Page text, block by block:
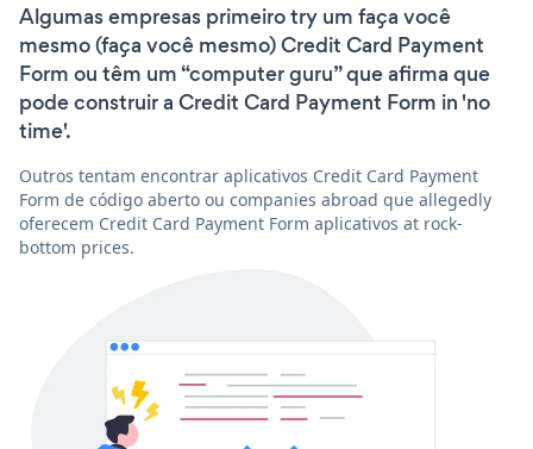
Algumas empresas primeiro try um faça você
mesmo (faça você mesmo) Credit Card Payment
Form ou têm um “computer guru” que afirma que
pode construir a Credit Card Payment Form in 'no
time'.
Outros tentam encontrar aplicativos Credit Card Payment
Form de código aberto ou companies abroad que allegedly
oferecem Credit Card Payment Form aplicativos at rock-
bottom prices.